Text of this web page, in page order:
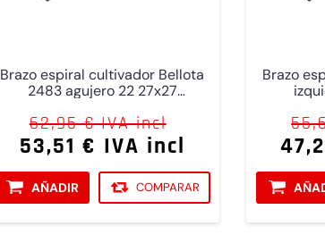
Brazo espiral cultivador Bellota
2483 agujero 22 27x27
62,95 € IVA incl
53,51 € IVA incl
AÑADIR COMPARAR
Brazo